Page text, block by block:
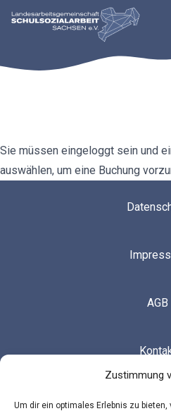
Zustimmung
Um dir ein optimales Erlebnis zu
Sie müssen eingeloggt sein und
auswählen, um eine Buchung
AGB
Cookie-